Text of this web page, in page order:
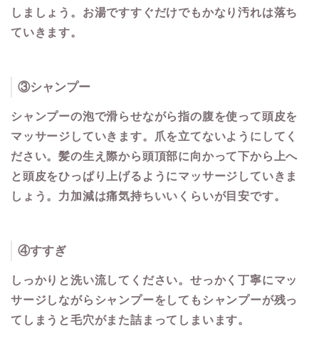
しましょう。お湯ですすぐだけでもかなり汚れは落ち
ていきます。
③シャンプー
シャンプーの泡で滑らせながら指の腹を使って頭皮を
マッサージしていきます。爪を立てないようにしてく
ださい。髪の生え際から頭頂部に向かって下から上へ
と頭皮をひっぱり上げるようにマッサージしていきま
しょう。力加減は痛気持ちいいくらいが目安です。
④すすぎ
しっかりと洗い流してください。せっかく丁寧にマッ
サージしながらシャンプーをしてもシャンプーが残っ
てしまうと毛穴がまた詰まってしまいます。